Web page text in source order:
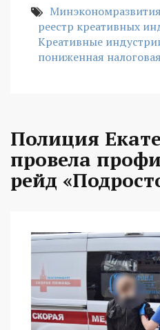
реестр креативных
Креативные
пониженная
Полиция
провела
рейд